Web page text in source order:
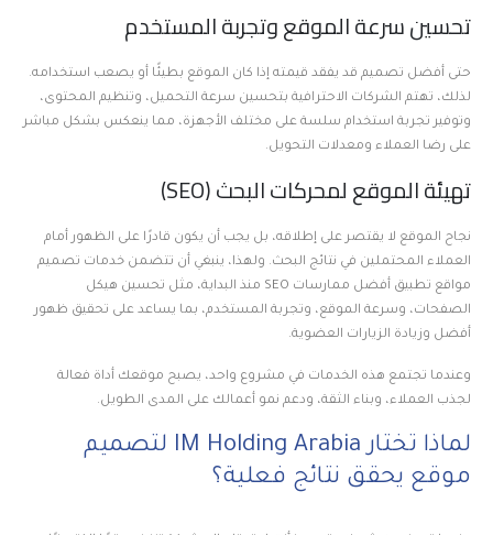
تحسين سرعة الموقع وتجربة المستخدم
حتى أفضل تصميم قد يفقد قيمته إذا كان الموقع بطيئًا أو يصعب استخدامه.
لذلك، تهتم الشركات الاحترافية بتحسين سرعة التحميل، وتنظيم المحتوى،
وتوفير تجربة استخدام سلسة على مختلف الأجهزة، مما ينعكس بشكل مباشر
على رضا العملاء ومعدلات التحويل.
تهيئة الموقع لمحركات البحث (SEO)
نجاح الموقع لا يقتصر على إطلاقه، بل يجب أن يكون قادرًا على الظهور أمام
العملاء المحتملين في نتائج البحث. ولهذا، ينبغي أن تتضمن خدمات تصميم
مواقع تطبيق أفضل ممارسات SEO منذ البداية، مثل تحسين هيكل
الصفحات، وسرعة الموقع، وتجربة المستخدم، بما يساعد على تحقيق ظهور
أفضل وزيادة الزيارات العضوية.
وعندما تجتمع هذه الخدمات في مشروع واحد، يصبح موقعك أداة فعالة
لجذب العملاء، وبناء الثقة، ودعم نمو أعمالك على المدى الطويل.
لماذا تختار IM Holding Arabia لتصميم
موقع يحقق نتائج فعلية؟